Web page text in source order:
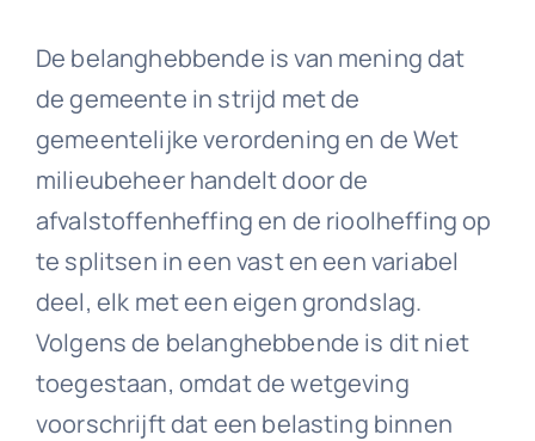
De belanghebbende is van mening dat
de gemeente in strijd met de
gemeentelijke verordening en de Wet
milieubeheer handelt door de
afvalstoffenheffing en de rioolheffing op
te splitsen in een vast en een variabel
deel, elk met een eigen grondslag.
Volgens de belanghebbende is dit niet
toegestaan, omdat de wetgeving
voorschrijft dat een belasting binnen